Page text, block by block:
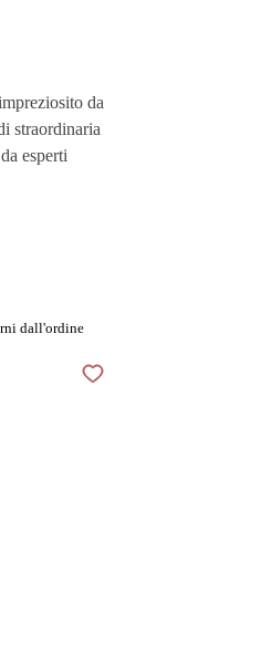
da
straordinaria
esperti
dall'ordine